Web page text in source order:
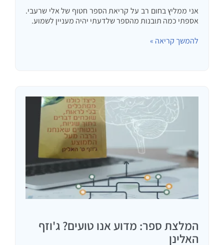
אני ממליץ בחום רב על קריאת הספר חטוף של אלי שרעבי.
אספתי כמה תובנות מהספר שלדעתי יהיה מעניין לשמוע.
להמשך קריאה »
המלצת ספר: מדוע אנו טועים? ג'וזף
האלינן